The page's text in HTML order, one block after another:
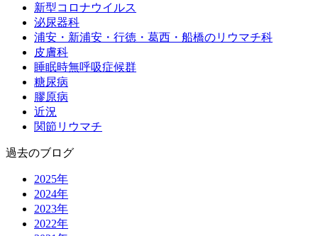
新型コロナウイルス
泌尿器科
浦安・新浦安・行徳・葛西・船橋のリウマチ科
皮膚科
睡眠時無呼吸症候群
糖尿病
膠原病
近況
関節リウマチ
過去のブログ
2025年
2024年
2023年
2022年